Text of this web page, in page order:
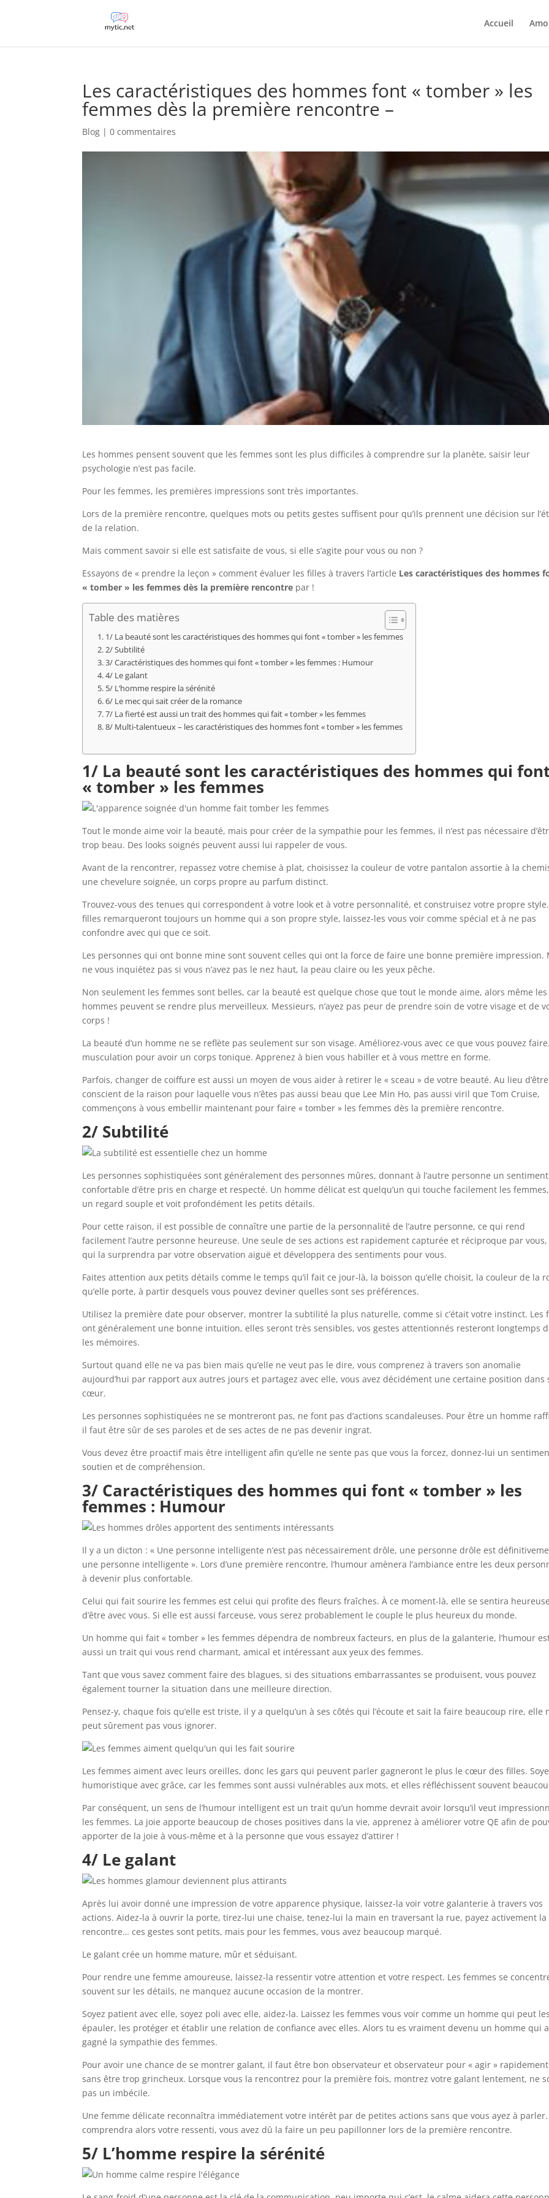
Accueil
Les caractéristiques des hommes font « tomber » les
femmes dès la première rencontre –
Blog |0 commentaires
Les hommes pensent souvent que les femmes sont les plus difficiles à comprendre sur la planète, saisir leur
psychologie n’est pas facile.
Pour les femmes, les premières impressions sont très importantes.
Lors de la première rencontre, quelques mots ou petits gestes suffisent pour qu’ils prennent une décision sur
de la relation.
Mais comment savoir si elle est satisfaite de vous, si elle s’agite pour vous ou non ?
Essayons de « prendre la leçon » comment évaluer les filles à travers l’article Les caractéristiques des hommes
« tomber » les femmes dès la première rencontre par !
Table des matières
1/ La beauté sont les caractéristiques des hommes qui font « tomber » les femmes
2/ Subtilité
3/ Caractéristiques des hommes qui font « tomber » les femmes : Humour
4/ Le galant
5/ L’homme respire la sérénité
6/ Le mec qui sait créer de la romance
7/ La fierté est aussi un trait des hommes qui fait « tomber » les femmes
8/ Multi-talentueux – les caractéristiques des hommes font « tomber » les femmes
1/ La beauté sont les caractéristiques des hommes qui
« tomber » les femmes
Tout le monde aime voir la beauté, mais pour créer de la sympathie pour les femmes, il n’est pas nécessaire
trop beau. Des looks soignés peuvent aussi lui rappeler de vous.
Avant de la rencontrer, repassez votre chemise à plat, choisissez la couleur de votre pantalon assortie à la
une chevelure soignée, un corps propre au parfum distinct.
Trouvez-vous des tenues qui correspondent à votre look et à votre personnalité, et construisez votre propre style.
filles remarqueront toujours un homme qui a son propre style, laissez-les vous voir comme spécial et à ne pas
confondre avec qui que ce soit.
Les personnes qui ont bonne mine sont souvent celles qui ont la force de faire une bonne première impression.
ne vous inquiétez pas si vous n’avez pas le nez haut, la peau claire ou les yeux pêche.
Non seulement les femmes sont belles, car la beauté est quelque chose que tout le monde aime, alors même les
hommes peuvent se rendre plus merveilleux. Messieurs, n’ayez pas peur de prendre soin de votre visage et de
corps !
La beauté d’un homme ne se reflète pas seulement sur son visage. Améliorez-vous avec ce que vous pouvez
musculation pour avoir un corps tonique. Apprenez à bien vous habiller et à vous mettre en forme.
Parfois, changer de coiffure est aussi un moyen de vous aider à retirer le « sceau » de votre beauté. Au lieu d’être
conscient de la raison pour laquelle vous n’êtes pas aussi beau que Lee Min Ho, pas aussi viril que Tom Cruise,
commençons à vous embellir maintenant pour faire « tomber » les femmes dès la première rencontre.
2/ Subtilité
Les personnes sophistiquées sont généralement des personnes mûres, donnant à l’autre personne un sentiment
confortable d’être pris en charge et respecté. Un homme délicat est quelqu’un qui touche facilement les
un regard souple et voit profondément les petits détails.
Pour cette raison, il est possible de connaître une partie de la personnalité de l’autre personne, ce qui rend
facilement l’autre personne heureuse. Une seule de ses actions est rapidement capturée et réciproque par vous,
qui la surprendra par votre observation aiguë et développera des sentiments pour vous.
Faites attention aux petits détails comme le temps qu’il fait ce jour-là, la boisson qu’elle choisit, la couleur de la
qu’elle porte, à partir desquels vous pouvez deviner quelles sont ses préférences.
Utilisez la première date pour observer, montrer la subtilité la plus naturelle, comme si c’était votre instinct. Les
ont généralement une bonne intuition, elles seront très sensibles, vos gestes attentionnés resteront longtemps
les mémoires.
Surtout quand elle ne va pas bien mais qu’elle ne veut pas le dire, vous comprenez à travers son anomalie
aujourd’hui par rapport aux autres jours et partagez avec elle, vous avez décidément une certaine position dans
cœur.
Les personnes sophistiquées ne se montreront pas, ne font pas d’actions scandaleuses. Pour être un homme
il faut être sûr de ses paroles et de ses actes de ne pas devenir ingrat.
Vous devez être proactif mais être intelligent afin qu’elle ne sente pas que vous la forcez, donnez-lui un
soutien et de compréhension.
3/ Caractéristiques des hommes qui font « tomber » les
femmes : Humour
Il y a un dicton : « Une personne intelligente n’est pas nécessairement drôle, une personne drôle est
une personne intelligente ». Lors d’une première rencontre, l’humour amènera l’ambiance entre les deux
à devenir plus confortable.
Celui qui fait sourire les femmes est celui qui profite des fleurs fraîches. À ce moment-là, elle se sentira heureuse
d’être avec vous. Si elle est aussi farceuse, vous serez probablement le couple le plus heureux du monde.
Un homme qui fait « tomber » les femmes dépendra de nombreux facteurs, en plus de la galanterie, l’humour
aussi un trait qui vous rend charmant, amical et intéressant aux yeux des femmes.
Tant que vous savez comment faire des blagues, si des situations embarrassantes se produisent, vous pouvez
également tourner la situation dans une meilleure direction.
Pensez-y, chaque fois qu’elle est triste, il y a quelqu’un à ses côtés qui l’écoute et sait la faire beaucoup rire, elle
peut sûrement pas vous ignorer.
Les femmes aiment avec leurs oreilles, donc les gars qui peuvent parler gagneront le plus le cœur des filles.
humoristique avec grâce, car les femmes sont aussi vulnérables aux mots, et elles réfléchissent souvent
Par conséquent, un sens de l’humour intelligent est un trait qu’un homme devrait avoir lorsqu’il veut
les femmes. La joie apporte beaucoup de choses positives dans la vie, apprenez à améliorer votre QE afin de
apporter de la joie à vous-même et à la personne que vous essayez d’attirer !
4/ Le galant
Après lui avoir donné une impression de votre apparence physique, laissez-la voir votre galanterie à travers vos
actions. Aidez-la à ouvrir la porte, tirez-lui une chaise, tenez-lui la main en traversant la rue, payez activement la
rencontre… ces gestes sont petits, mais pour les femmes, vous avez beaucoup marqué.
Le galant crée un homme mature, mûr et séduisant.
Pour rendre une femme amoureuse, laissez-la ressentir votre attention et votre respect. Les femmes se
souvent sur les détails, ne manquez aucune occasion de la montrer.
Soyez patient avec elle, soyez poli avec elle, aidez-la. Laissez les femmes vous voir comme un homme qui peut les
épauler, les protéger et établir une relation de confiance avec elles. Alors tu es vraiment devenu un homme qui a
gagné la sympathie des femmes.
Pour avoir une chance de se montrer galant, il faut être bon observateur et observateur pour « agir » rapidement
sans être trop grincheux. Lorsque vous la rencontrez pour la première fois, montrez votre galant lentement, ne
pas un imbécile.
Une femme délicate reconnaîtra immédiatement votre intérêt par de petites actions sans que vous ayez à parler.
comprendra alors votre ressenti, vous avez dû la faire un peu papillonner lors de la première rencontre.
5/ L’homme respire la sérénité